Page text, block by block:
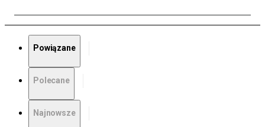
Powiązane
Polecane
Najnowsze